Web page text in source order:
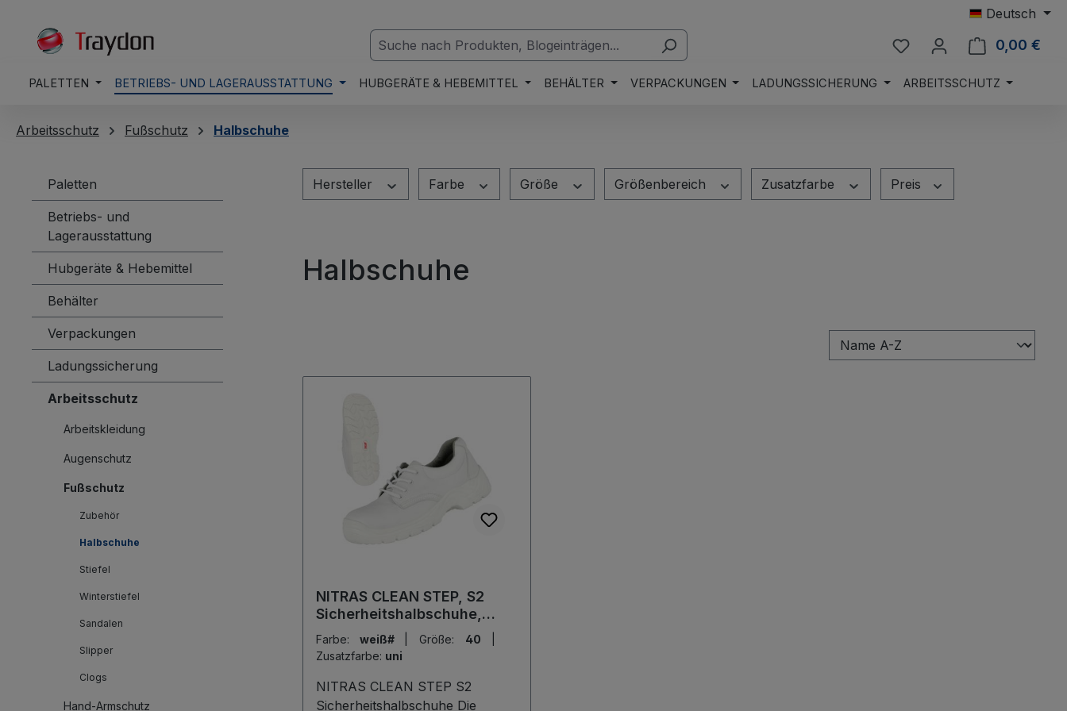
Deutsch
Du hast 0 Produkte auf
0,00 €
PALETTEN BETRIEBS- UND LAGERAUSSTATTUNG HUBGERÄTE & HEBEMITTEL BEHÄLTER VERPACKUNGEN LADUNGSSICHERUNG ARBEITSSCHUTZ
Arbeitsschutz Fußschutz Halbschuhe
Paletten
Betriebs- und
Lagerausstattung
Hubgeräte & Hebemittel
Behälter
Verpackungen
Ladungssicherung
Arbeitsschutz
Arbeitskleidung
Augenschutz
Fußschutz
Zubehör
Halbschuhe
Stiefel
Winterstiefel
Sandalen
Slipper
Clogs
Hand-Armschutz
Hersteller Farbe Größe Größenbereich Zusatzfarbe Preis
Halbschuhe
NITRAS CLEAN STEP, S2
Sicherheitshalbschuhe,
weiß, EN ISO 20345
Farbe: weiß# Größe: 40
Zusatzfarbe: uni
NITRAS CLEAN STEP S2
Sicherheitshalbschuhe Die